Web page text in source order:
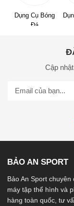
Dụng Cụ Bóng
Đá
Cập
BẢO AN SPORT
Bảo An Sport chuyên
máy tập thể hình và
hàng toàn quốc, tư